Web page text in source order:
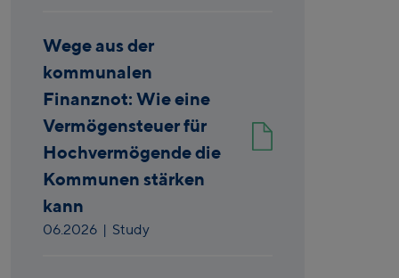
Wege aus der
kommunalen
Finanznot: Wie eine
Vermögensteuer für
Hochvermögende die
Kommunen stärken
kann
06.2026 | Study